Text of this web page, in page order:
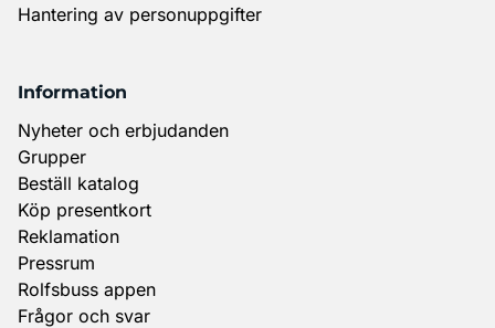
Hantering av personuppgifter
Information
Nyheter och erbjudanden
Grupper
Beställ katalog
Köp presentkort
Reklamation
Pressrum
Rolfsbuss appen
Frågor och svar